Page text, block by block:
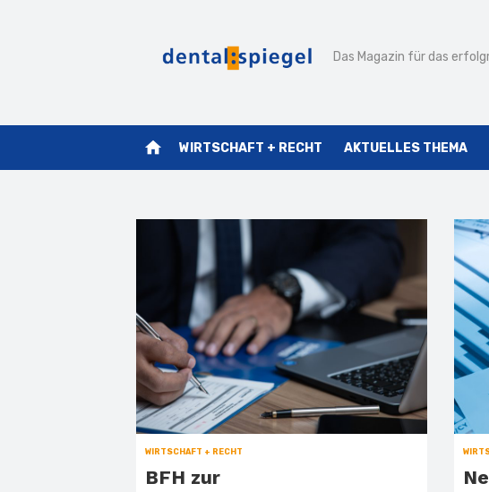
Das Magazin für das
home WIRTSCHAFT + RECHT AKTUELLES THEMA
WIRTSCHAFT + RECHT
BFH zur